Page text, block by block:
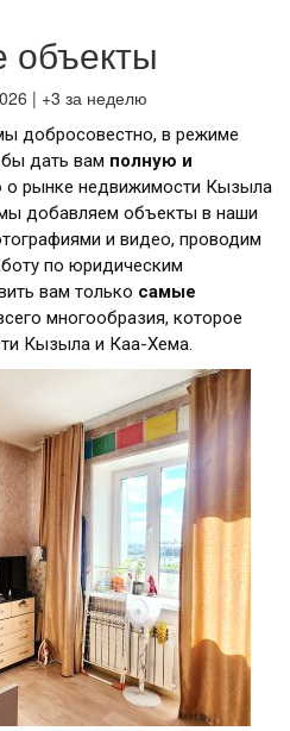
| +3 за неделю
добросовестно, в режиме
дать вам полную и
о рынке недвижимости Кызыла
добавляем объекты в наши
и видео, проводим
по юридическим
вам только самые
многообразия, которое
Кызыла и Каа-Хема.